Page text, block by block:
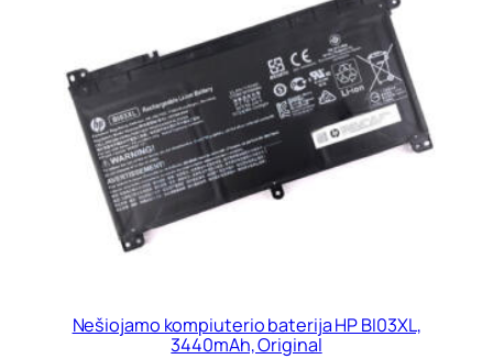
Nešiojamo kompiuterio baterija HP BI03XL,
3440mAh, Original